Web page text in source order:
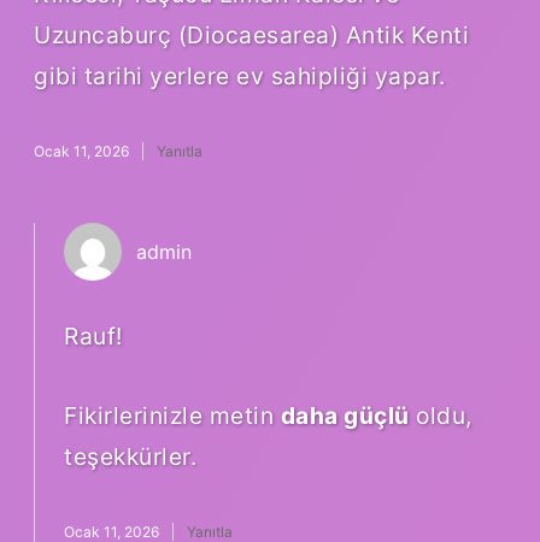
Uzuncaburç (Diocaesarea) Antik Kenti
gibi tarihi yerlere ev sahipliği yapar.
Ocak 11, 2026 Yanıtla
admin
Rauf!
Fikirlerinizle metin daha güçlüoldu,
teşekkürler.
Ocak 11, 2026 Yanıtla